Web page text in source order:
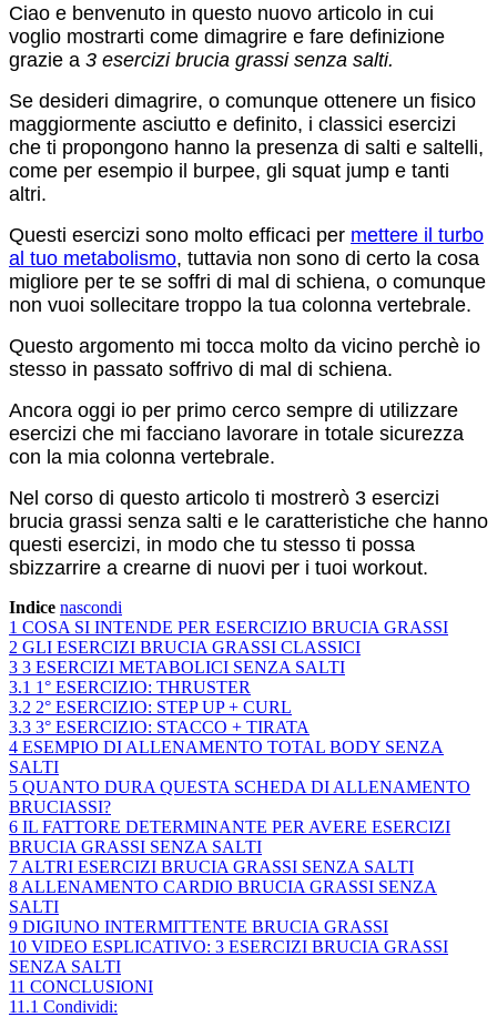
Ciao e benvenuto in questo nuovo articolo in cui
voglio mostrarti come dimagrire e fare definizione
grazie a 3 esercizi brucia grassi senza salti.
Se desideri dimagrire, o comunque ottenere un fisico
maggiormente asciutto e definito, i classici esercizi
che ti propongono hanno la presenza di salti e saltelli,
come per esempio il burpee, gli squat jump e tanti
altri.
Questi esercizi sono molto efficaci per mettere il turbo
al tuo metabolismo, tuttavia non sono di certo la cosa
migliore per te se soffri di mal di schiena, o comunque
non vuoi sollecitare troppo la tua colonna vertebrale.
Questo argomento mi tocca molto da vicino perchè io
stesso in passato soffrivo di mal di schiena.
Ancora oggi io per primo cerco sempre di utilizzare
esercizi che mi facciano lavorare in totale sicurezza
con la mia colonna vertebrale.
Nel corso di questo articolo ti mostrerò 3 esercizi
brucia grassi senza salti e le caratteristiche che hanno
questi esercizi, in modo che tu stesso ti possa
sbizzarrire a crearne di nuovi per i tuoi workout.
Indice nascondi
1 COSA SI INTENDE PER ESERCIZIO BRUCIA GRASSI
2 GLI ESERCIZI BRUCIA GRASSI CLASSICI
3 3 ESERCIZI METABOLICI SENZA SALTI
3.1 1° ESERCIZIO: THRUSTER
3.2 2° ESERCIZIO: STEP UP + CURL
3.3 3° ESERCIZIO: STACCO + TIRATA
4 ESEMPIO DI ALLENAMENTO TOTAL BODY SENZA
SALTI
5 QUANTO DURA QUESTA SCHEDA DI ALLENAMENTO
BRUCIASSI?
6 IL FATTORE DETERMINANTE PER AVERE ESERCIZI
BRUCIA GRASSI SENZA SALTI
7 ALTRI ESERCIZI BRUCIA GRASSI SENZA SALTI
8 ALLENAMENTO CARDIO BRUCIA GRASSI SENZA
SALTI
9 DIGIUNO INTERMITTENTE BRUCIA GRASSI
10 VIDEO ESPLICATIVO: 3 ESERCIZI BRUCIA GRASSI
SENZA SALTI
11 CONCLUSIONI
11.1 Condividi: